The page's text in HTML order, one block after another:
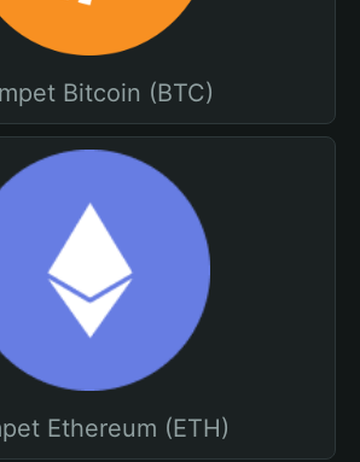
Bitcoin (BTC)
Ethereum (ETH)